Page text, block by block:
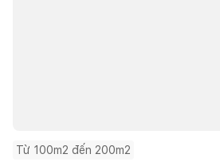
Từ 100m2 đến 200m2